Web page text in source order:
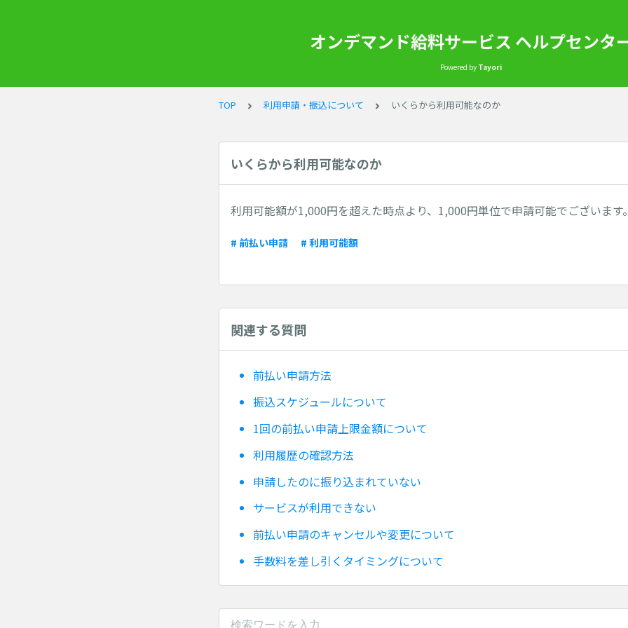
オンデマンド給料サービス ヘルプセンタ
Powered by Tayori
TOP 利用申請・振込について いくらから利用可能なのか
いくらから利用可能なのか
利用可能額が1,000円を超えた時点より、1,000円単位で申請可能でございます。
# 前払い申請 # 利用可能額
関連する質問
前払い申請方法
振込スケジュールについて
1回の前払い申請上限金額について
利用履歴の確認方法
申請したのに振り込まれていない
サービスが利用できない
前払い申請のキャンセルや変更について
手数料を差し引くタイミングについて